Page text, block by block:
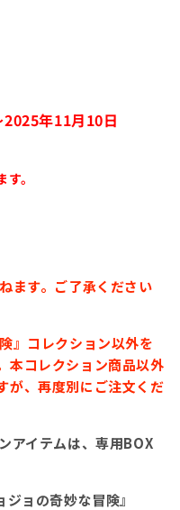
年11月10日
。
ます。ご了承ください
』コレクション以外を
本コレクション商品以外
が、再度別にご注文くだ
アイテムは、専用BOX
ョの奇妙な冒険』